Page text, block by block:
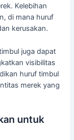
Kelebihan
di mana huruf
kerusakan.
juga dapat
visibilitas
huruf timbul
merek yang
untuk